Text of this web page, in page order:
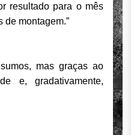
resultado para o mês
montagem.”
mas graças ao
e, gradativamente,